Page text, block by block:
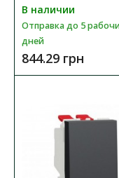
Выключатель
Доступность:
Отправка до 5
качественный
В наличии
Отправка до 5
дней
844.29 грн